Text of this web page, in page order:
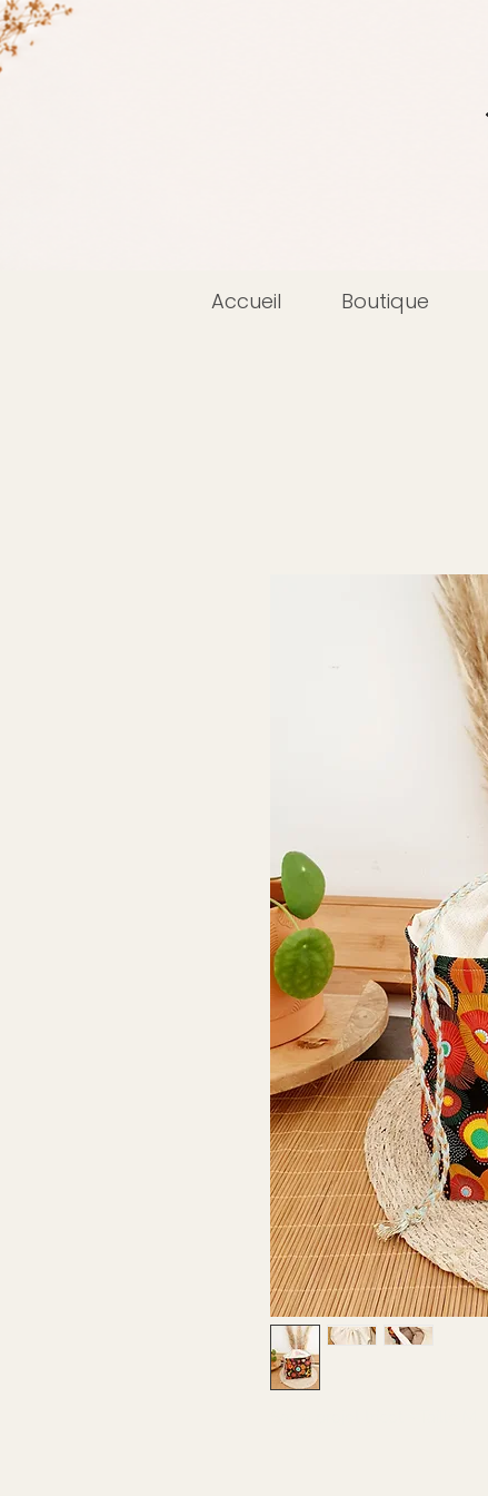
Accueil Boutique